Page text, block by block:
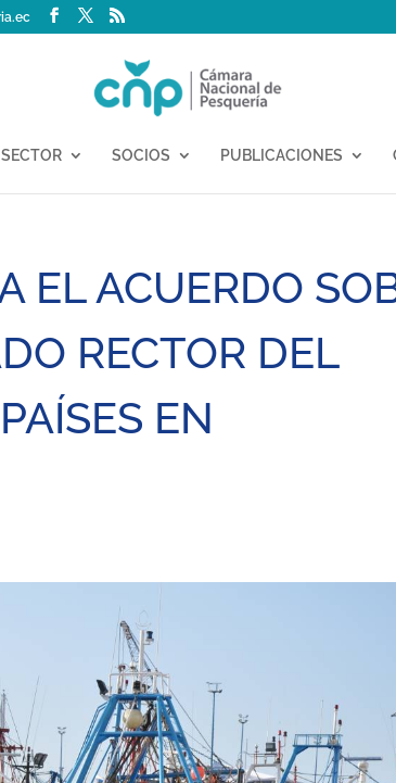
SECTOR SOCIOS PUBLICACIONES
EL ACUERDO
RECTOR DEL
EN